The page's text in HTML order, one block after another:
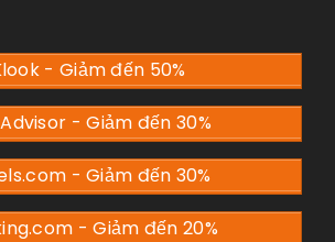
- Giảm đến 50%
- Giảm đến 30%
- Giảm đến 30%
- Giảm đến 20%